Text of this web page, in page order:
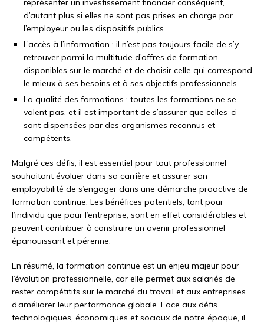
représenter un investissement financier conséquent,
d’autant plus si elles ne sont pas prises en charge par
l’employeur ou les dispositifs publics.
L’accès à l’information : il n’est pas toujours facile de s’y
retrouver parmi la multitude d’offres de formation
disponibles sur le marché et de choisir celle qui correspond
le mieux à ses besoins et à ses objectifs professionnels.
La qualité des formations : toutes les formations ne se
valent pas, et il est important de s’assurer que celles-ci
sont dispensées par des organismes reconnus et
compétents.
Malgré ces défis, il est essentiel pour tout professionnel
souhaitant évoluer dans sa carrière et assurer son
employabilité de s’engager dans une démarche proactive de
formation continue. Les bénéfices potentiels, tant pour
l’individu que pour l’entreprise, sont en effet considérables et
peuvent contribuer à construire un avenir professionnel
épanouissant et pérenne.
En résumé, la formation continue est un enjeu majeur pour
l’évolution professionnelle, car elle permet aux salariés de
rester compétitifs sur le marché du travail et aux entreprises
d’améliorer leur performance globale. Face aux défis
technologiques, économiques et sociaux de notre époque, il